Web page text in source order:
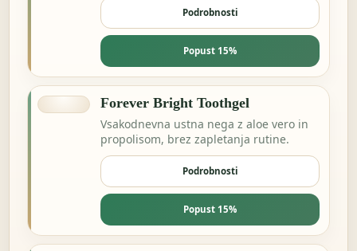
Podrobnosti
Popust 15%
Forever Bright Toothgel
Vsakodnevna ustna nega z aloe vero in
propolisom, brez zapletanja rutine.
Podrobnosti
Popust 15%